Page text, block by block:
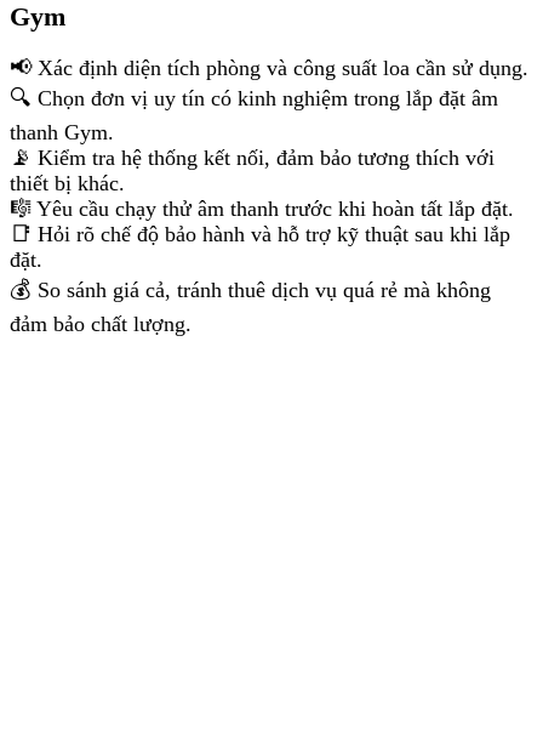
Gym
📢 Xác định diện tích phòng và công suất loa cần sử dụng.
🔍 Chọn đơn vị uy tín có kinh nghiệm trong lắp đặt âm
thanh Gym.
📡 Kiểm tra hệ thống kết nối, đảm bảo tương thích với
thiết bị khác.
🎼 Yêu cầu chạy thử âm thanh trước khi hoàn tất lắp đặt.
📑 Hỏi rõ chế độ bảo hành và hỗ trợ kỹ thuật sau khi lắp
đặt.
💰 So sánh giá cả, tránh thuê dịch vụ quá rẻ mà không
đảm bảo chất lượng.